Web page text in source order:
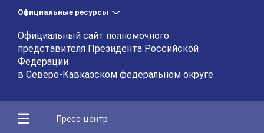
Официальные ресурсы
Официальный сайт полномочного
представителя Президента Российской
Федерации
в Северо-Кавказском федеральном округе
Пресс-центр